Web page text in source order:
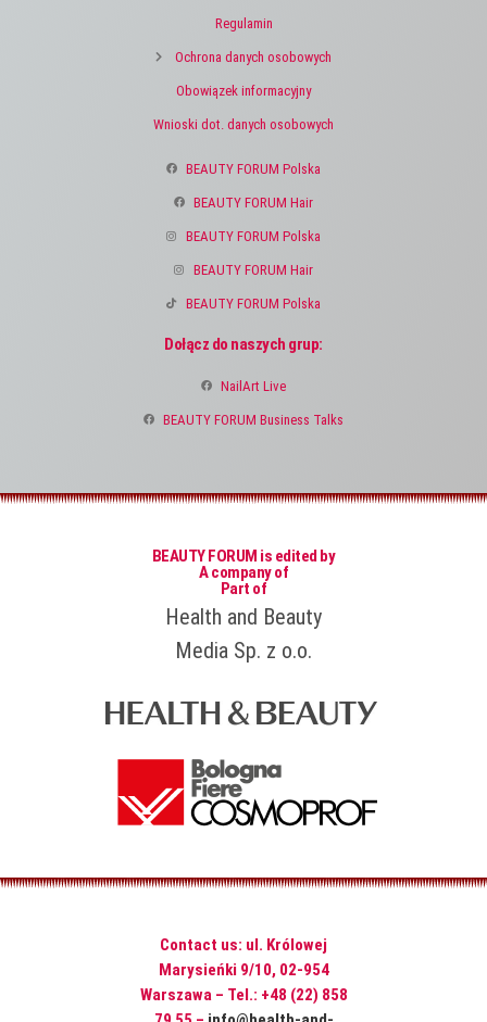
Regulamin
Ochrona danych osobowych
Obowiązek informacyjny
Wnioski dot. danych osobowych
BEAUTY FORUM Polska
BEAUTY FORUM Hair
BEAUTY FORUM Polska
BEAUTY FORUM Hair
BEAUTY FORUM Polska
Dołącz do naszych grup:
NailArt Live
BEAUTY FORUM Business Talks
BEAUTY FORUM is edited by
A company of
Part of
Health and Beauty
Media Sp. z o.o.
Contact us: ul. Królowej
Marysieńki 9/10, 02-954
Warszawa – Tel.: +48 (22) 858